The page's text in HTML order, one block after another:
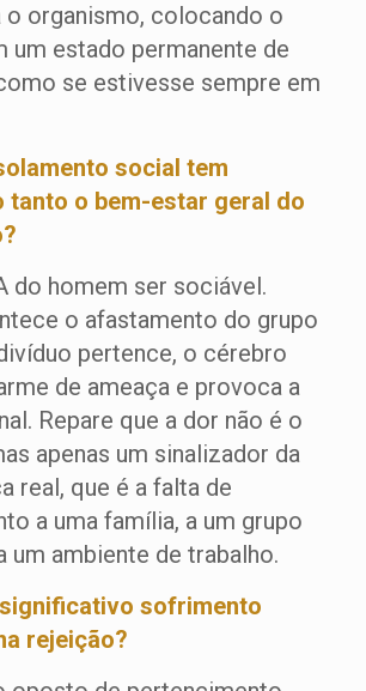
o organismo, colocando o
um estado permanente de
se estivesse sempre em
social tem
tanto o bem-estar geral do
do homem ser sociável.
o afastamento do grupo
pertence, o cérebro
de ameaça e provoca a
Repare que a dor não é o
apenas um sinalizador da
real, que é a falta de
a uma família, a um grupo
um ambiente de trabalho.
sofrimento
rejeição?